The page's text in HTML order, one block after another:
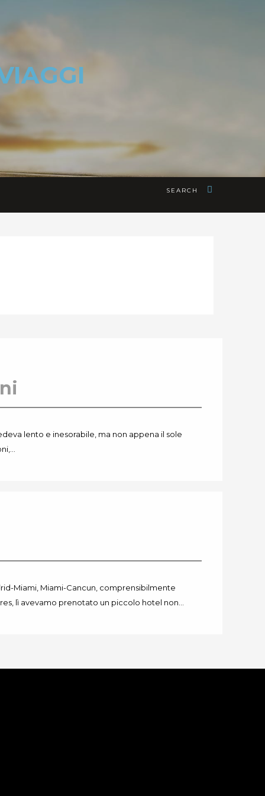
SEARCH
lento e inesorabile, ma non appena il sole
Miami, Miami-Cancun, comprensibilmente
lì avevamo prenotato un piccolo hotel non…